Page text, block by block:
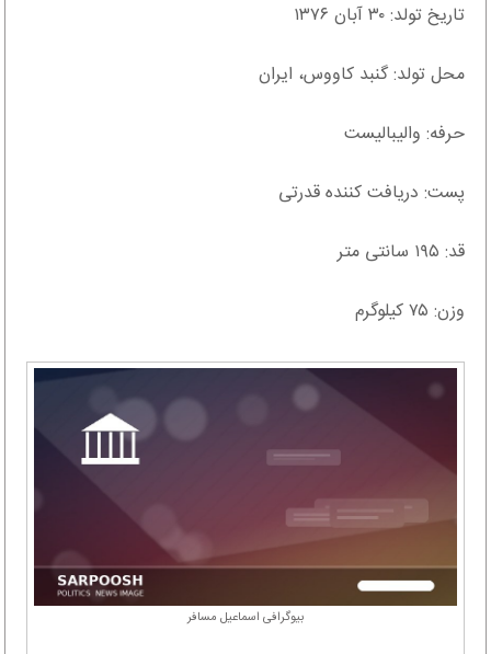
تاریخ تولد: ۳۰ آبان ۱۳۷۶
محل تولد: گنبد کاووس، ایران
حرفه: والیبالیست
پست: دریافت کننده قدرتی
قد: ۱۹۵ سانتی متر
وزن: ۷۵ کیلوگرم
بیوگرافی اسماعیل مسافر